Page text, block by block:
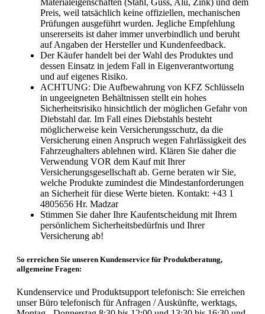
Materialeigenschaften (Stahl, Guss, Alu, Zink) und dem
Preis, weil tatsächlich keine offiziellen, mechanischen
Prüfungen ausgeführt wurden. Jegliche Empfehlung
unsererseits ist daher immer unverbindlich und beruht
auf Angaben der Hersteller und Kundenfeedback.
Der Käufer handelt bei der Wahl des Produktes und
dessen Einsatz in jedem Fall in Eigenverantwortung
und auf eigenes Risiko.
ACHTUNG: Die Aufbewahrung von KFZ Schlüsseln
in ungeeigneten Behältnissen stellt ein hohes
Sicherheitsrisiko hinsichtlich der möglichen Gefahr von
Diebstahl dar. Im Fall eines Diebstahls besteht
möglicherweise kein Versicherungsschutz, da die
Versicherung einen Anspruch wegen Fahrlässigkeit des
Fahrzeughalters ablehnen wird. Klären Sie daher die
Verwendung VOR dem Kauf mit Ihrer
Versicherungsgesellschaft ab. Gerne beraten wir Sie,
welche Produkte zumindest die Mindestanforderungen
an Sicherheit für diese Werte bieten. Kontakt: +43 1
4805656 Hr. Madzar
Stimmen Sie daher Ihre Kaufentscheidung mit Ihrem
persönlichem Sicherheitsbedürfnis und Ihrer
Versicherung ab!
So erreichen Sie unseren Kundenservice für Produktberatung,
allgemeine Fragen:
Kundenservice und Produktsupport telefonisch: Sie erreichen
unser Büro telefonisch für Anfragen / Auskünfte, werktags,